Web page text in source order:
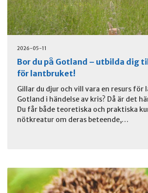
2026-05-11
Bor du på Gotland – utbilda dig
för lantbruket!
Gillar du djur och vill vara en resurs för
Gotland i händelse av kris? Då är det
Du får både teoretiska och praktiska
nötkreatur om deras beteende,…